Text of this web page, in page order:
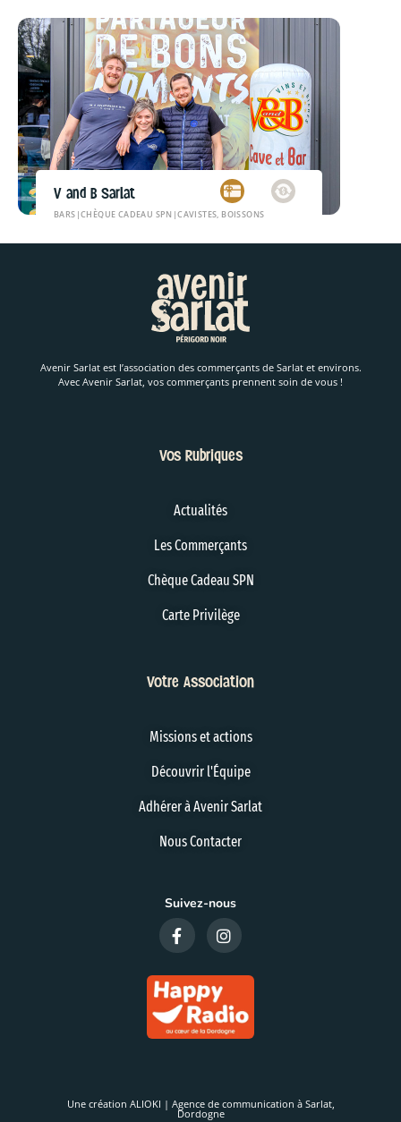
V and B Sarlat
BARS |CHÈQUE CADEAU SPN |CAVISTES, BOISSONS
Avenir Sarlat est l’association des commerçants de Sarlat et environs.
Avec Avenir Sarlat, vos commerçants prennent soin de vous !
Vos Rubriques
Actualités
Les Commerçants
Chèque Cadeau SPN
Carte Privilège
Votre Association
Missions et actions
Découvrir l'Équipe
Adhérer à Avenir Sarlat
Nous Contacter
Suivez-nous
Une création ALIOKI | Agence de communication à Sarlat,
Dordogne